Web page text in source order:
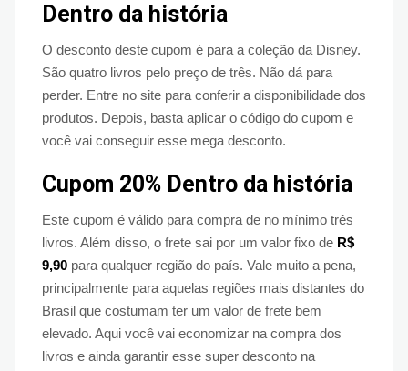
Dentro da história
O desconto deste cupom é para a coleção da Disney.
São quatro livros pelo preço de três. Não dá para
perder. Entre no site para conferir a disponibilidade dos
produtos. Depois, basta aplicar o código do cupom e
você vai conseguir esse mega desconto.
Cupom 20% Dentro da história
Este cupom é válido para compra de no mínimo três
livros. Além disso, o frete sai por um valor fixo de R$
9,90 para qualquer região do país. Vale muito a pena,
principalmente para aquelas regiões mais distantes do
Brasil que costumam ter um valor de frete bem
elevado. Aqui você vai economizar na compra dos
livros e ainda garantir esse super desconto na